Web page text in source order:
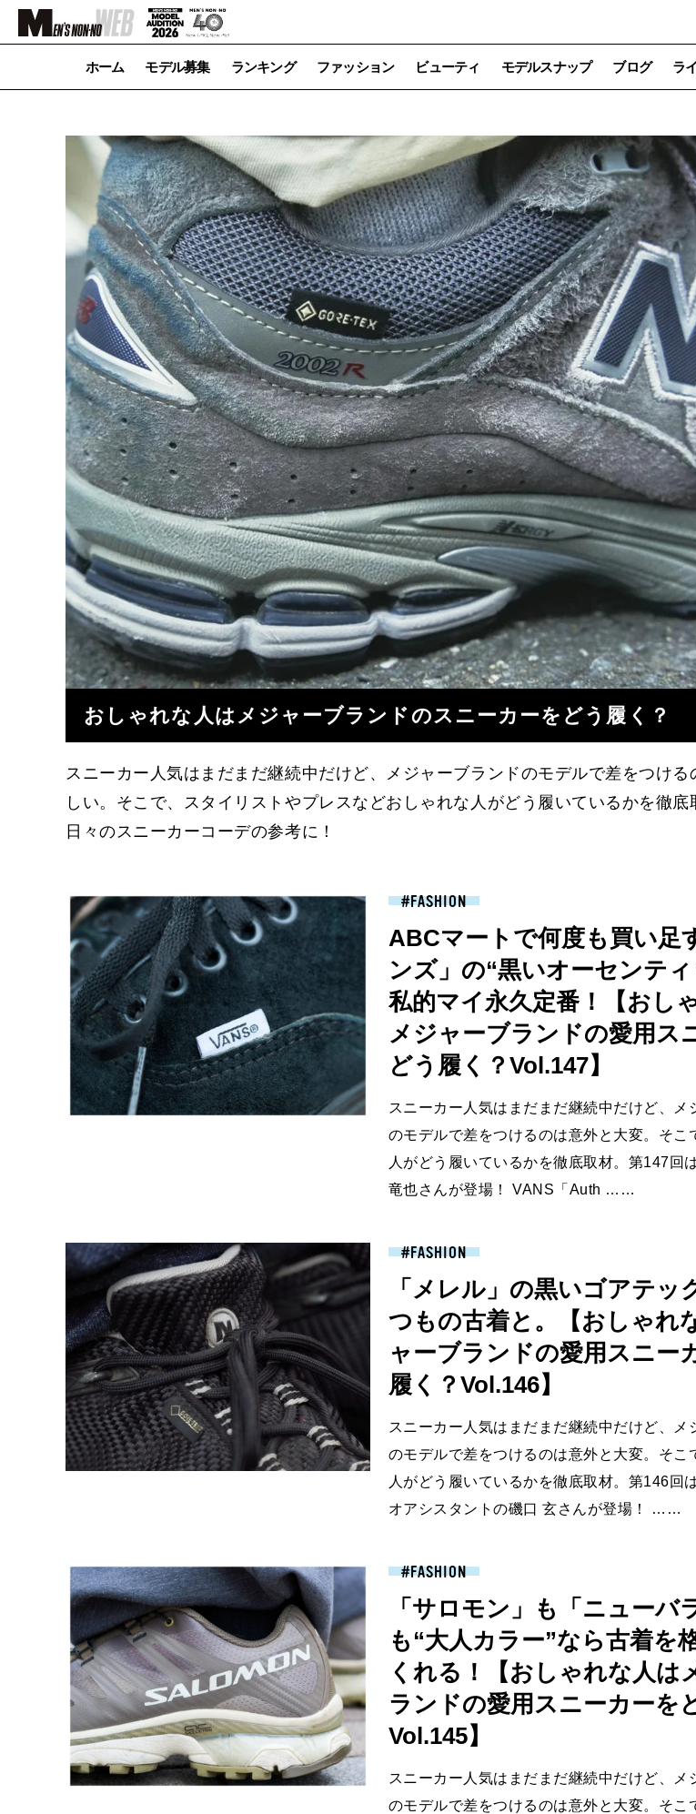
ホーム モデル募集 ランキング ファッション ビューティ モデルスナップ ブログ ラ
おしゃれな人はメジャーブランドのスニーカーをどう履く？
スニーカー人気はまだまだ継続中だけど、メジャーブランドのモデルで差をつける
しい。そこで、スタイリストやプレスなどおしゃれな人がどう履いているかを徹底
日々のスニーカーコーデの参考に！
FASHION
ABCマートで何度も買い足
ンズ」の“黒いオーセンテ
私的マイ永久定番！【おし
メジャーブランドの愛用ス
どう履く？Vol.147】
スニーカー人気はまだまだ継続中だけど、メ
のモデルで差をつけるのは意外と大変。そこ
人がどう履いているかを徹底取材。第147回
竜也さんが登場！ VANS「Auth ……
FASHION
「メレル」の黒いゴアテッ
つもの古着と。【おしゃれ
ャーブランドの愛用スニー
履く？Vol.146】
スニーカー人気はまだまだ継続中だけど、メ
のモデルで差をつけるのは意外と大変。そこ
人がどう履いているかを徹底取材。第146回
オアシスタントの磯口 玄さんが登場！ ……
FASHION
「サロモン」も「ニューバ
も“大人カラー”なら古着を
くれる！【おしゃれな人は
ランドの愛用スニーカーを
Vol.145】
スニーカー人気はまだまだ継続中だけど、メ
のモデルで差をつけるのは意外と大変。そこ